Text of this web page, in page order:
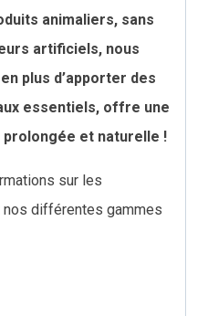
animaliers, sans
artificiels, nous
plus d’apporter des
essentiels, offre une
et naturelle !
sur les
différentes gammes